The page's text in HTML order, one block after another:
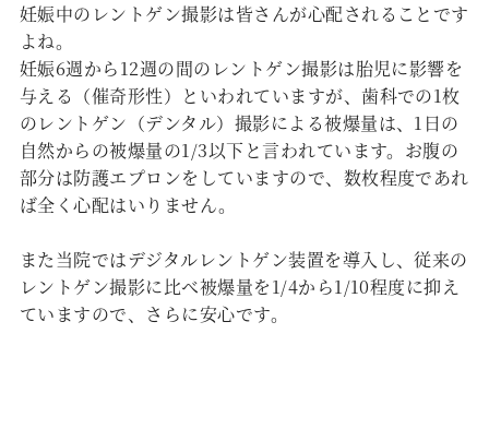
妊娠中のレントゲン撮影は皆さんが心配されることです
よね。
妊娠6週から12週の間のレントゲン撮影は胎児に影響を
与える（催奇形性）といわれていますが、歯科での1枚
のレントゲン（デンタル）撮影による被爆量は、1日の
自然からの被爆量の1/3以下と言われています。お腹の
部分は防護エプロンをしていますので、数枚程度であれ
ば全く心配はいりません。
また当院ではデジタルレントゲン装置を導入し、従来の
レントゲン撮影に比べ被爆量を1/4から1/10程度に抑え
ていますので、さらに安心です。